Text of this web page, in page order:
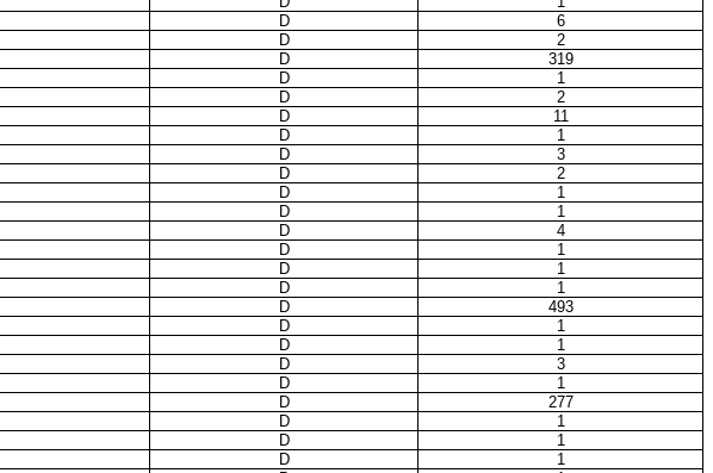
D
6
D
2
D
319
D
1
D
2
D
11
D
1
D
3
D
2
D
1
D
1
D
4
D
1
D
1
D
1
D
493
D
1
D
1
D
3
D
1
D
277
D
1
D
1
D
1